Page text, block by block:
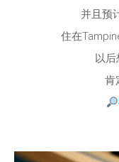
并且预
住在
以
肯